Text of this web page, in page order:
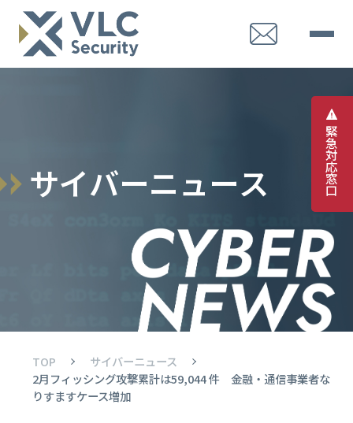
緊
急
対
応
窓
口
サイバーニュース
TOP
サイバーニュース
2月フィッシング攻撃累計は59,044 件 金融・通信事業者な
りすますケース増加